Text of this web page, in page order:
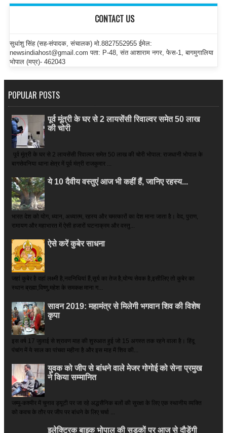
CONTACT US
सुधांशु सिंह (सह-संपादक, संचालक) मो.8827552955 ईमेल:
newsindiahost@gmail.com पता: P-48, संत आशाराम नगर, फेस-1, बागमुगालिया
भोपाल (मप्र)- 462043
POPULAR POSTS
पूर्व मूंत्री के घर से 2 लायसेंसी रिवाल्वर समेत 50 लाख
की चोरी
पूर्व मूंत्री के घर से 2 लायसेंसी रिवाल्वर समेत 50 लाख की चोरी भोपाल: राजधानी भोपाल के
बागसेवनिया थाना क्षेत्र में पूर्व मंत्री राजकुमार ...
ये 10 दैवीय वस्तुएं आज भी कहीं हैं, जानिए रहस्य...
भारत देश को योग, ध्यान, अध्यात्म, रहस्य और चमत्कारों का देश माना जाता है। वेद, पुराण,
रामायण और महाभारत में ऐसी हजारों घटनाक्रम और वस्तु...
ऐसे करें कुबेर साधना
जहां कुबेर है­ वहां लक्ष्मी है,नवनिधियां हैं,सूर्य का तेज है,योग्य सेवक है,इसीलिए तो कुबेर का
स्थान ब्रह्मा,विष्णु,महेश के समकक्ष माना ग...
सावन 2019: महामंत्र से मिलेगी भगवान शिव की विशेष
कृपा
इस वर्ष 17 जुलाई से श्रावण माह की शुरुआत हुई जो 15 अगस्त तक रहने वाला है। हिंदू
पंचांग में ये साल का पांचवा महीना है और इस माह में शिव की...
युवक को जीप से बांधने वाले मेजर गोगोई को सेना प्रमुख
ने किया सम्‍मानित
जम्मू-कश्मीर में चुनाव ड्यूटी पर जा रहे अद्धसैनिक बलों की सुरक्षा के लिए एक स्थानीय व्यक्ति
को कवच के तौर पर जीप पर बांधने के लिए चर्चा ...
इलेक्ट्रिक बाइक भोपाल की सड़कों पर आज से दौड़ेंगी